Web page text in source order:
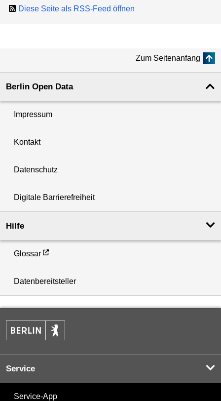
Diese Seite als RSS-Feed öffnen
Zum Seitenanfang
Berlin Open Data
Impressum
Kontakt
Datenschutz
Digitale Barrierefreiheit
Hilfe
Glossar
Datenbereitsteller
Service
Service-App